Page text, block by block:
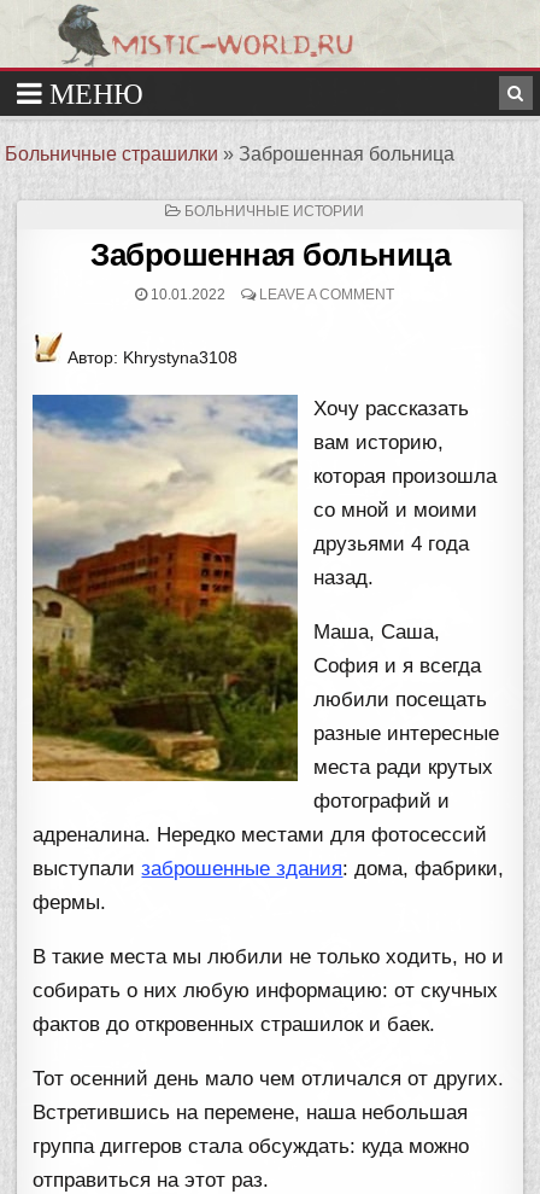
Больничные страшилки » Заброшенная больница
ОПУБЛИКОВАНО
БОЛЬНИЧНЫЕ ИСТОРИИ
Заброшенная больница
10.01.2022 LEAVE A COMMENT
Автор: Khrystyna3108
Хочу рассказать
вам историю,
которая произошла
со мной и моими
друзьями 4 года
назад.
Маша, Саша,
София и я всегда
любили посещать
разные интересные
места ради крутых
фотографий и
адреналина. Нередко местами для фотосессий
выступализаброшенные здания: дома, фабрики,
фермы.
В такие места мы любили не только ходить, но и
собирать о них любую информацию: от скучных
фактов до откровенных страшилок и баек.
Тот осенний день мало чем отличался от других.
Встретившись на перемене, наша небольшая
группа диггеров стала обсуждать: куда можно
отправиться на этот раз.